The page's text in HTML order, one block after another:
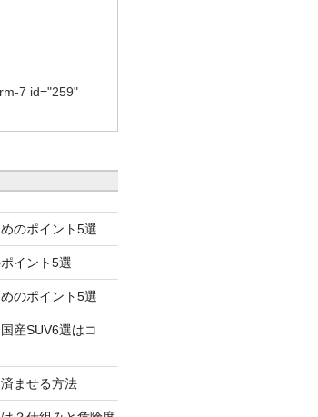
7 id="259"
のポイント5選
イント5選
のポイント5選
産SUV6選はコ
ませる方法